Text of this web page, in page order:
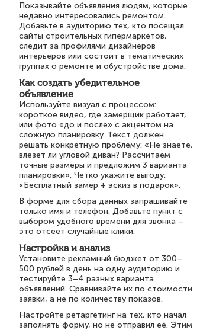
Показывайте объявления людям, которые
недавно интересовались ремонтом.
Добавьте в аудиторию тех, кто посещал
сайты строительных гипермаркетов,
следит за профилями дизайнеров
интерьеров или состоит в тематических
группах о ремонте и обустройстве дома.
Как создать убедительное
объявление
Используйте визуал с процессом:
короткое видео, где замерщик работает,
или фото «до и после» с акцентом на
сложную планировку. Текст должен
решать конкретную проблему: «Не знаете,
влезет ли угловой диван? Рассчитаем
точные размеры и предложим 3 варианта
планировки». Четко укажите выгоду:
«Бесплатный замер + эскиз в подарок».
В форме для сбора данных запрашивайте
только имя и телефон. Добавьте пункт с
выбором удобного времени для звонка –
это отсеет случайные клики.
Настройка и анализ
Установите рекламный бюджет от 300–
500 рублей в день на одну аудиторию и
тестируйте 3–4 разных варианта
объявлений. Сравнивайте их по стоимости
заявки, а не по количеству показов.
Настройте ретаргетинг на тех, кто начал
заполнять форму, но не отправил её. Этим